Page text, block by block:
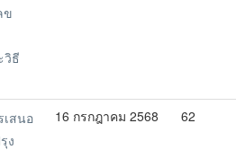
ข
วิธี
สนอ
ง
16 กรกฎาคม 2568 62